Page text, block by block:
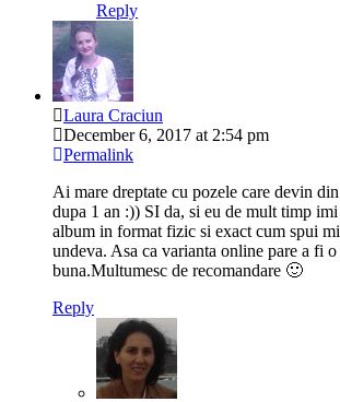
Reply
Laura Craciun
December 6, 2017 at 2:54 pm
Permalink
Ai mare dreptate cu pozele care devin
dupa 1 an :)) SI da, si eu de mult timp imi
album in format fizic si exact cum spui
undeva. Asa ca varianta online pare a fi
buna.Multumesc de recomandare 🙂
Reply